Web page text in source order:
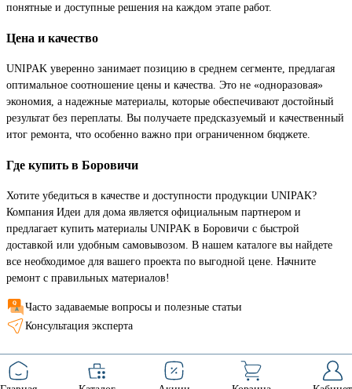
понятные и доступные решения на каждом этапе работ.
Цена и качество
UNIPAK уверенно занимает позицию в среднем сегменте, предлагая
оптимальное соотношение цены и качества. Это не «одноразовая»
экономия, а надежные материалы, которые обеспечивают достойный
результат без переплаты. Вы получаете предсказуемый и качественный
итог ремонта, что особенно важно при ограниченном бюджете.
Где купить в Боровичи
Хотите убедиться в качестве и доступности продукции UNIPAK?
Компания Идеи для дома является официальным партнером и
предлагает купить материалы UNIPAK в Боровичи с быстрой
доставкой или удобным самовывозом. В нашем каталоге вы найдете
все необходимое для вашего проекта по выгодной цене. Начните
ремонт с правильных материалов!
Часто задаваемые вопросы и полезные статьи
Консультация эксперта